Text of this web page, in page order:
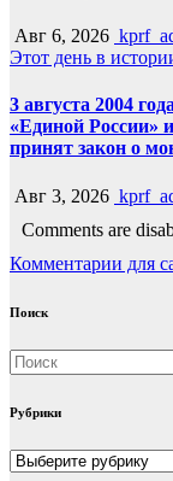
Авг 6, 2026
Этот день в
3 августа 2004
«Единой России»
принят закон о
Авг 3, 2026
Comments are
Комментарии для
Поиск
Рубрики
Рубрики